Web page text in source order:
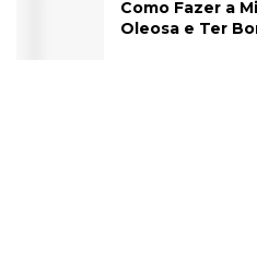
Como Fazer a
Oleosa e Ter